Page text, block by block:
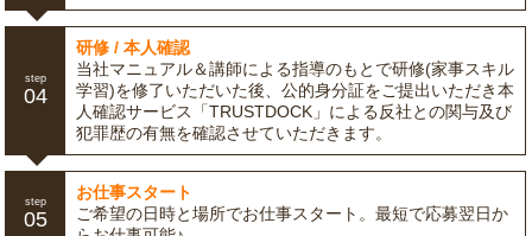
step
04
研修 / 本人確認
当社マニュアル＆講師による指導のもとで研修(家事スキル
学習)を修了いただいた後、公的身分証をご提出いただき本
人確認サービス「TRUSTDOCK」による反社との関与及び
犯罪歴の有無を確認させていただきます。
step
05
お仕事スタート
ご希望の日時と場所でお仕事スタート。最短で応募翌日か